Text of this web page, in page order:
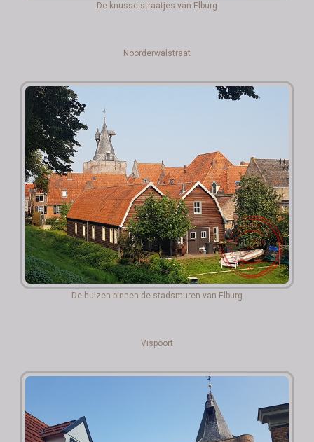
De knusse straatjes van Elburg
Noorderwalstraat
De huizen binnen de stadsmuren van Elburg
Vispoort